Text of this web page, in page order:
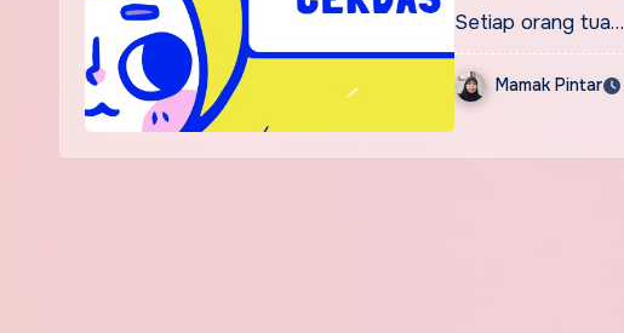
Setiap orang tua…
Mamak Pintar